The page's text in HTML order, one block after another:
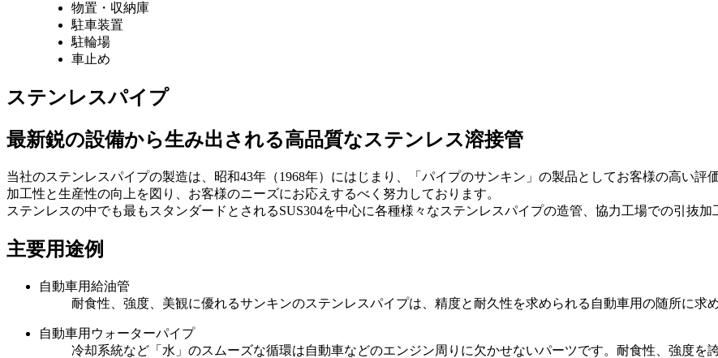
物置・収納庫
駐車装置
駐輪場
車止め
ステンレスパイプ
最新鋭の設備から生み出される高品質なステンレス溶接管
当社のステンレスパイプの製造は、昭和43年（1968年）にはじまり、「パイプのサンキン」の製品としてお客様の高い評
加工性と生産性の向上を図り、お客様のニーズにお応えするべく努力しております。
ステンレスの中でも最もスタンダードとされるSUS304を中心に各種様々なステンレスパイプの造管、協力工場での引抜加
主要用途例
自動車用給油管
耐食性、強度、美観に優れるサンキンのステンレスパイプは、精度と耐久性を求められる自動車用の随所に求
自動車用ウォーターパイプ
冷却系統など「水」のスムーズな循環は自動車などのエンジン周りに欠かせないパーツです。耐食性、強度を